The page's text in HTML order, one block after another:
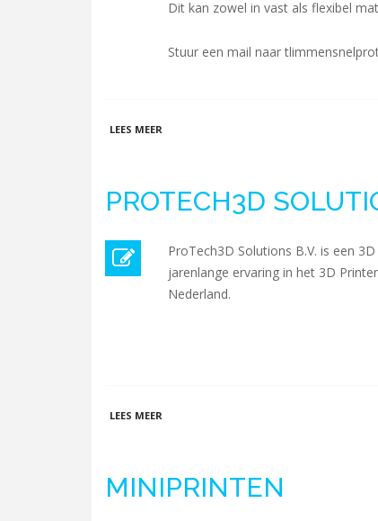
Dit kan zowel in vast als flexibel
Stuur een mail naar
LEES MEER
PROTECH3D
ProTech3D Solutions B.V. is een
jarenlange ervaring in het 3D
Nederland.
LEES MEER
MINIPRINTEN